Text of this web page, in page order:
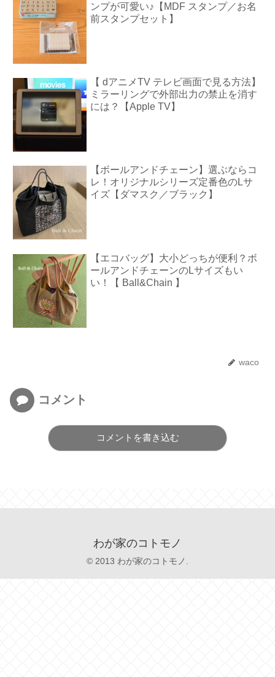
ンプが可愛い♪【MDF スタンプ／お名
前スタンプセット】
【 dアニメTV テレビ画面で見る方法】
ミラーリングで外部出力の禁止を消す
には？【Apple TV】
【ボールアンドチェーン】選ぶならコ
レ！オリジナルシリーズ定番色のLサ
イズ【ダマスク／ブラック】
【エコバッグ】大小どっちが便利？ボ
ールアンドチェーンのLサイズもい
い！【 Ball&Chain 】
waco
コメント
コメントを書き込む
わが家のコトモノ
© 2013 わが家のコトモノ.